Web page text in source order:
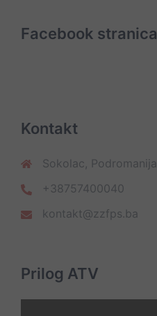
Facebook stranica
Kontakt
Sokolac, Podromanija
+38757400040
kontakt@zzfps.ba
Prilog ATV